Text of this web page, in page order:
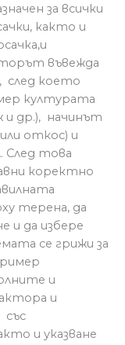
за всички
както и
въвежда
след което
културата
и др.), начинът
откос) и
След това
коректно
терена, да
и да избере
се грижи за
и
и
и указване